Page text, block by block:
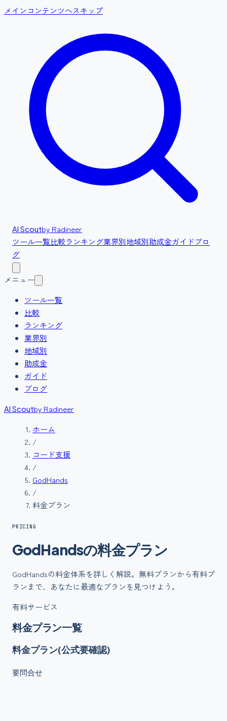
メインコンテンツへスキップ
AI Scoutby Radineer
ツール一覧比較ランキング業界別地域別助成金ガイドブロ
グ
メニュー
ツール一覧
比較
ランキング
業界別
地域別
助成金
ガイド
ブログ
AI Scoutby Radineer
ホーム
/
コード支援
/
GodHands
/
料金プラン
PRICING
GodHandsの料金プラン
GodHandsの料金体系を詳しく解説。無料プランから有料プ
ランまで、あなたに最適なプランを見つけよう。
有料サービス
料金プラン一覧
料金プラン(公式要確認)
要問合せ